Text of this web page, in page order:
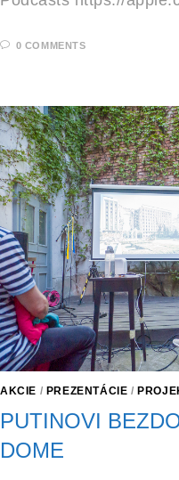
0 COMMENTS
AKCIE / PREZENTÁCIE /
PUTINOVI
DOME